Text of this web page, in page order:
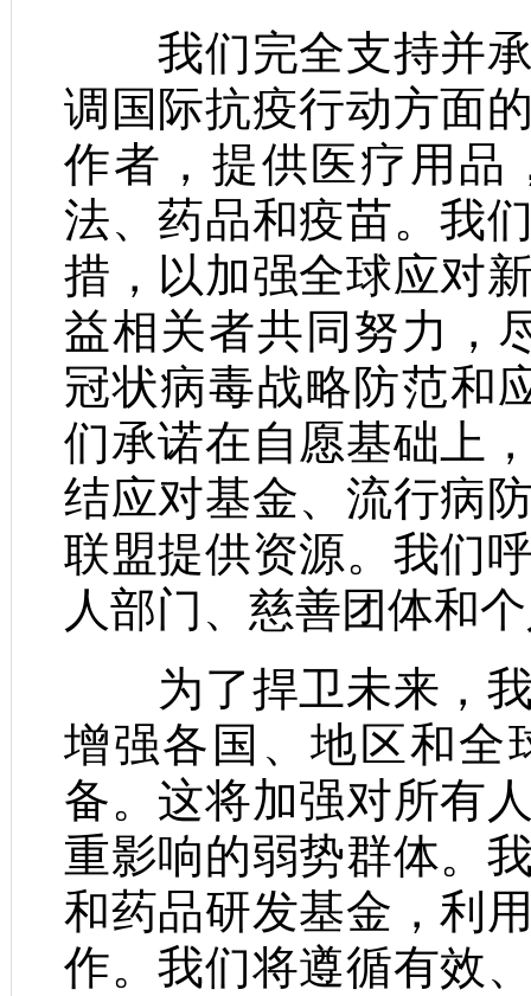
我们完全支持并承
调国际抗疫行动方面
作者，提供医疗用品
法、药品和疫苗。我
措，以加强全球应对
益相关者共同努力，
冠状病毒战略防范和
们承诺在自愿基础上
结应对基金、流行病
联盟提供资源。我们
人部门、慈善团体和
为了捍卫未来，我
增强各国、地区和全
备。这将加强对所有
重影响的弱势群体。
和药品研发基金，利
作。我们将遵循有效